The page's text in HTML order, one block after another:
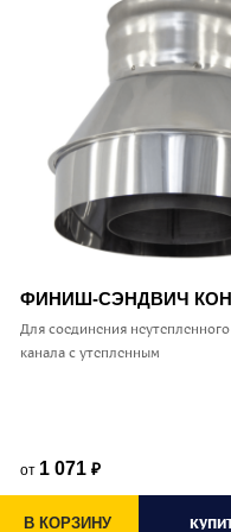
ФИНИШ-СЭНДВИЧ
Для соединения
канала с утепленным
от 1 071 ₽
В КОРЗИНУ